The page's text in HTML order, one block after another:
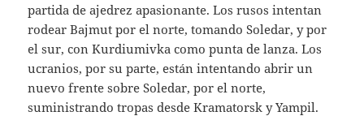
partida de ajedrez apasionante. Los rusos intentan
rodear Bajmut por el norte, tomando Soledar, y por
el sur, con Kurdiumivka como punta de lanza. Los
ucranios, por su parte, están intentando abrir un
nuevo frente sobre Soledar, por el norte,
suministrando tropas desde Kramatorsk y Yampil.